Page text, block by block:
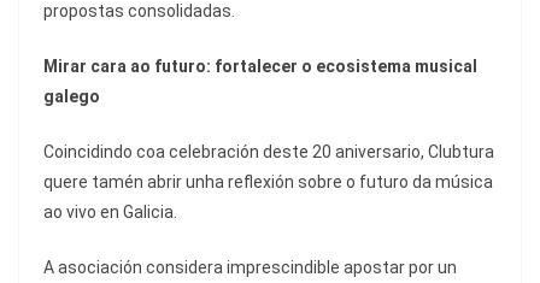
propostas consolidadas.
Mirar cara ao futuro: fortalecer o ecosistema musical
galego
Coincidindo coa celebración deste 20 aniversario, Clubtura
quere tamén abrir unha reflexión sobre o futuro da música
ao vivo en Galicia.
A asociación considera imprescindible apostar por un